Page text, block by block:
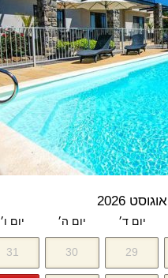
אוגוסט 2026
יום ד׳ יום ה׳ יום ו׳
29
30
31